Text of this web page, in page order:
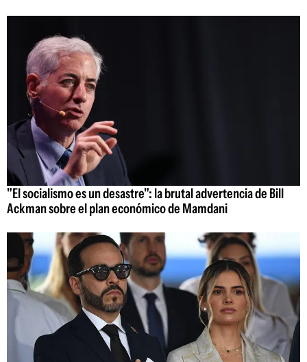
"El socialismo es un desastre": la brutal advertencia de Bill
Ackman sobre el plan económico de Mamdani